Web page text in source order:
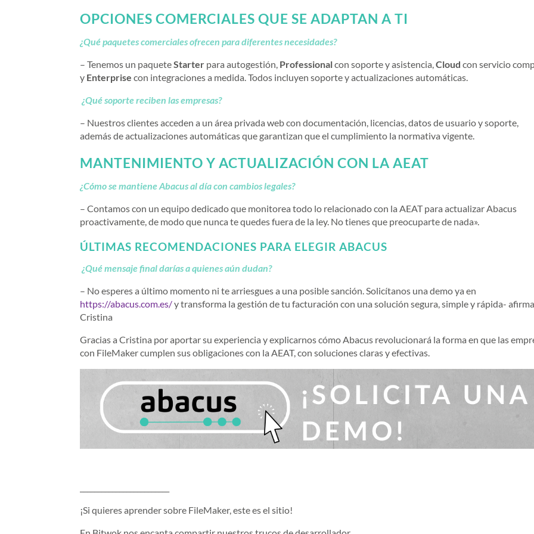
OPCIONES COMERCIALES QUE SE ADAPTAN A TI
¿Qué paquetes comerciales ofrecen para diferentes necesidades?
– Tenemos un paqueteStarter para autogestión, Professionalcon soporte y asistencia,Cloud con servicio
y Enterprise con integraciones a medida. Todos incluyen soporte y actualizaciones automáticas.
¿Qué soporte reciben las empresas?
– Nuestros clientes acceden a un área privada web con documentación, licencias, datos de usuario y soporte,
además de actualizaciones automáticas que garantizan que el cumplimiento la normativa vigente.
MANTENIMIENTO Y ACTUALIZACIÓN CON LA AEAT
¿Cómo se mantiene Abacus al día con cambios legales?
– Contamos con un equipo dedicado que monitorea todo lo relacionado con la AEAT para actualizar Abacus
proactivamente, de modo que nunca te quedes fuera de la ley. No tienes que preocuparte de nada».
ÚLTIMAS RECOMENDACIONES PARA ELEGIR ABACUS
¿Qué mensaje final darías a quienes aún dudan?
– No esperes a último momento ni te arriesgues a una posible sanción. Solicítanos una demo ya en
https://abacus.com.es/y transforma la gestión de tu facturación con una solución segura, simple y rápida- afirma
Cristina
Gracias a Cristina por aportar su experiencia y explicarnos cómo Abacus revolucionará la forma en que las
con FileMaker cumplen sus obligaciones con la AEAT, con soluciones claras y efectivas.
¡Si quieres aprender sobre FileMaker, este es el sitio!